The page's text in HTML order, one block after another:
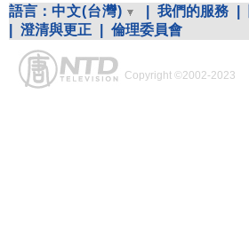
語言： 中文(台灣) 我們的服務
澄清與更正 倫理委員會
Copyright ©2002-2023